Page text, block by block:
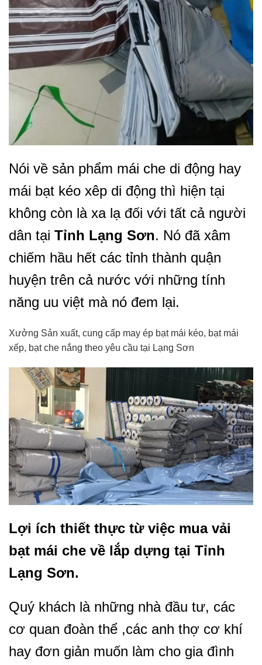
Nói về sản phẩm mái che di động hay
mái bạt kéo xêp di động thì hiện tại
không còn là xa lạ đối với tất cả người
dân tại Tỉnh Lạng Sơn. Nó đã xâm
chiếm hầu hết các tỉnh thành quận
huyện trên cả nước với những tính
năng uu việt mà nó đem lại.
Xưởng Sản xuất, cung cấp may ép bạt mái kéo, bạt mái
xếp, bạt che nắng theo yêu cầu tại Lạng Sơn
Lợi ích thiết thực từ việc mua vải
bạt mái che về lắp dựng tại Tỉnh
Lạng Sơn.
Quý khách là những nhà đầu tư, các
cơ quan đoàn thể ,các anh thợ cơ khí
hay đơn giản muốn làm cho gia đình